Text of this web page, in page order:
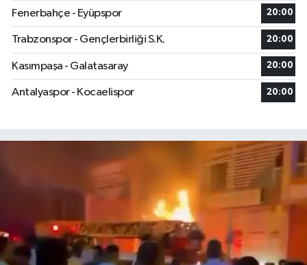
Fenerbahçe - Eyüpspor 20:00
Trabzonspor - Gençlerbirliği S.K. 20:00
Kasımpaşa - Galatasaray 20:00
Antalyaspor - Kocaelispor 20:00